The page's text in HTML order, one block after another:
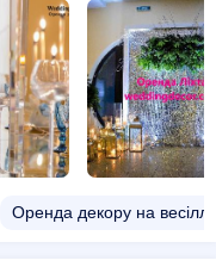
Оренда декору на